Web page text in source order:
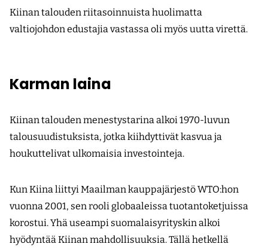
Kiinan talouden riitasoinnuista huolimatta
valtiojohdon edustajia vastassa oli myös uutta virettä.
Karman laina
Kiinan talouden menestystarina alkoi 1970-luvun
talousuudistuksista, jotka kiihdyttivät kasvua ja
houkuttelivat ulkomaisia investointeja.
Kun Kiina liittyi Maailman kauppajärjestö WTO:hon
vuonna 2001, sen rooli globaaleissa tuotantoketjuissa
korostui. Yhä useampi suomalaisyrityskin alkoi
hyödyntää Kiinan mahdollisuuksia. Tällä hetkellä